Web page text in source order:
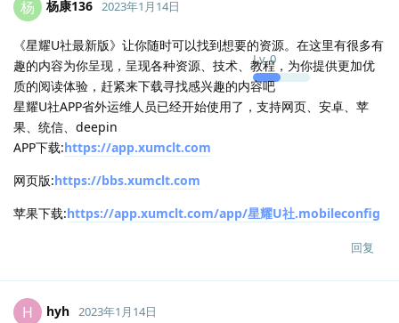
杨 杨康136
Lv.0
2023年1月14日
《星耀U社最新版》让你随时可以找到想要的资源。在这里有很多有
趣的内容为你呈现，呈现各种资源、技术、教程，为你提供更加优
质的阅读体验，赶紧来下载寻找感兴趣的内容吧
星耀U社APP省外运维人员已经开始使用了，支持网页、安卓、苹
果、统信、deepin
APP下载:https://app.xumclt.com
网页版:https://bbs.xumclt.com
苹果下载:https://app.xumclt.com/app/星耀U社.mobileconfig
回复
H hyh 2023年1月14日